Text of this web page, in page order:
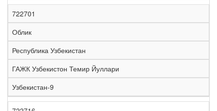
722701
Облик
Республика Узбекистан
ГАЖК Узбекистон Темир Йуллари
Узбекистан-9